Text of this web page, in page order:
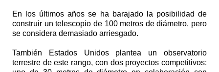
En los últimos años se ha barajado la posibilidad de
construir un telescopio de 100 metros de diámetro, pero
se considera demasiado arriesgado.
También Estados Unidos plantea un observatorio
terrestre de este rango, con dos proyectos competitivos: